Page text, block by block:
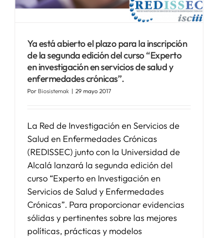
APOYO I+D+I
NOTICIAS
Ya está abierto el plazo para la inscripción
de la segunda edición del curso “Experto
en investigación en servicios de salud y
enfermedades crónicas”.
Por Biosistemak | 29 mayo 2017
La Red de Investigación en Servicios de
Salud en Enfermedades Crónicas
(REDISSEC) junto con la Universidad de
Alcalá lanzará la segunda edición del
curso “Experto en Investigación en
Servicios de Salud y Enfermedades
Crónicas”. Para proporcionar evidencias
sólidas y pertinentes sobre las mejores
políticas, prácticas y modelos